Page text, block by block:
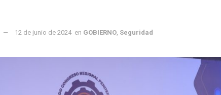
12 de junio de 2024 en GOBIERNO Seguridad